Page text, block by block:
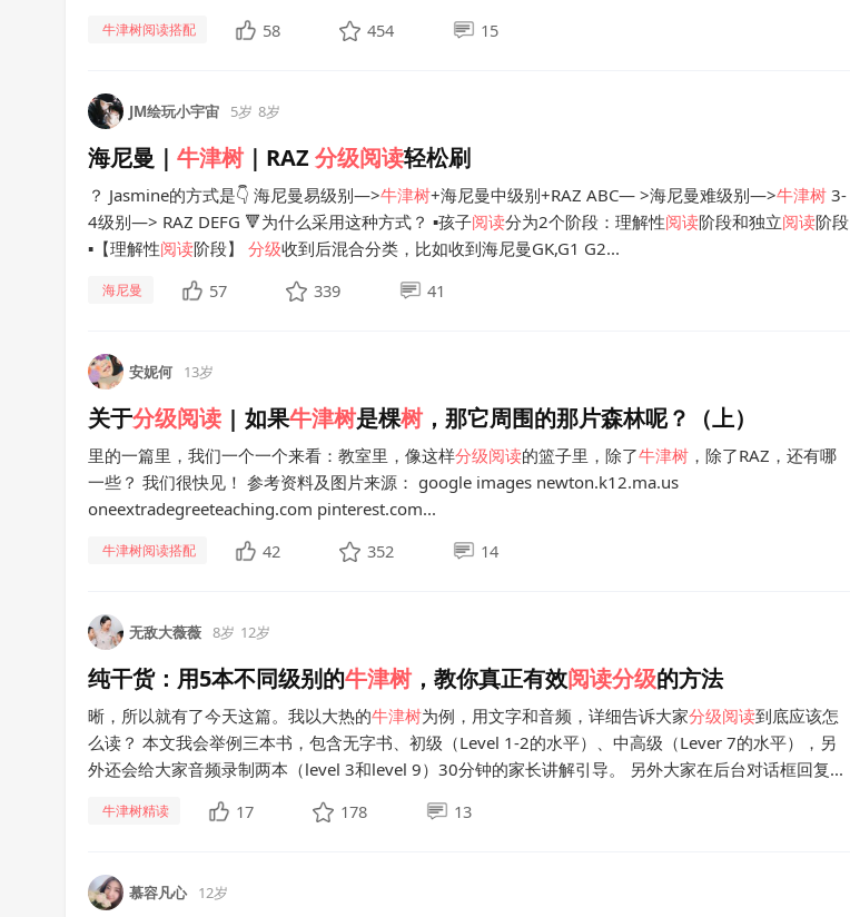
牛津树阅读搭配 58 454 15
JM绘玩小宇宙 5岁 8岁
海尼曼｜ 牛津树 ｜RAZ 分级阅读轻松刷
？ Jasmine的方式是👇 海尼曼易级别—>牛津树+海尼曼中级别+RAZ ABC— >海尼曼难级别—>牛津树 3-
4级别—> RAZ DEFG 🔻为什么采用这种方式？ ▪️孩子阅读分为2个阶段：理解性阅读阶段和独立阅读阶段
▪️【理解性阅读阶段】 分级收到后混合分类，比如收到海尼曼GK,G1 G2...
海尼曼 57 339 41
安妮何 13岁
关于分级阅读 | 如果牛津树是棵树 ，那它周围的那片森林呢？（上）
里的一篇里，我们一个一个来看：教室里，像这样分级阅读的篮子里，除了牛津树 ，除了RAZ，还有哪
一些？ 我们很快见！ 参考资料及图片来源： google images newton.k12.ma.us
oneextradegreeteaching.com pinterest.com...
牛津树阅读搭配 42 352 14
无敌大薇薇 8岁 12岁
纯干货：用5本不同级别的牛津树 ，教你真正有效阅读分级的方法
晰，所以就有了今天这篇。我以大热的牛津树为例，用文字和音频，详细告诉大家分级阅读到底应该怎
么读？ 本文我会举例三本书，包含无字书、初级（Level 1-2的水平）、中高级（Lever 7的水平），另
外还会给大家音频录制两本（level 3和level 9）30分钟的家长讲解引导。 另外大家在后台对话框回复...
牛津树精读 17 178 13
慕容凡心 12岁